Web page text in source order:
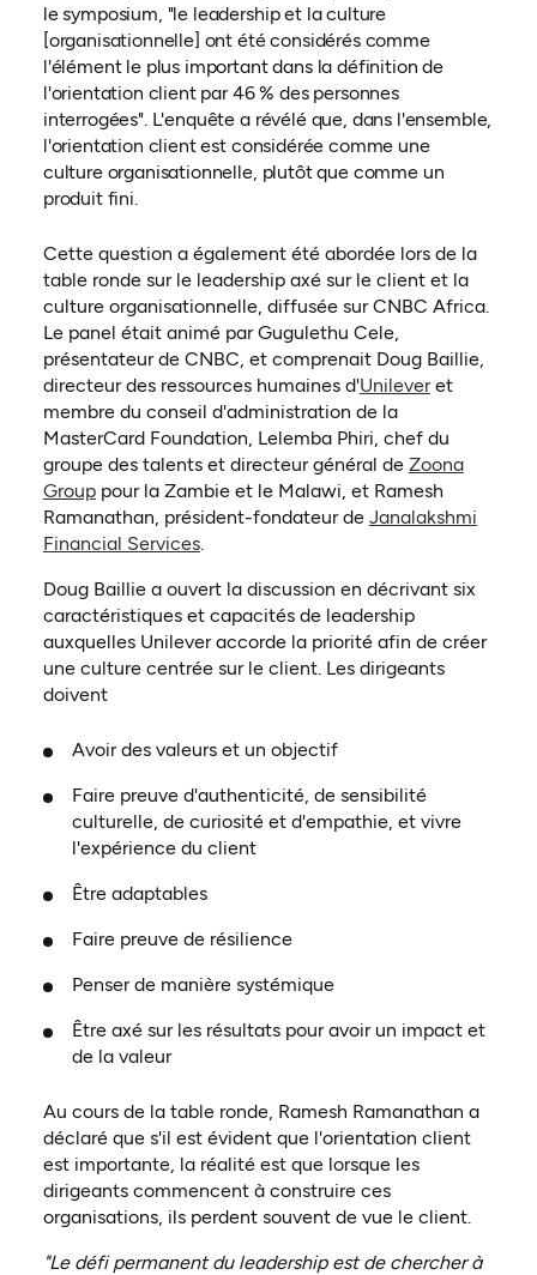
le symposium, "le leadership et la culture
[organisationnelle] ont été considérés comme
l'élément le plus important dans la définition de
l'orientation client par 46 % des personnes
interrogées". L'enquête a révélé que, dans l'ensemble,
l'orientation client est considérée comme une
culture organisationnelle, plutôt que comme un
produit fini.
Cette question a également été abordée lors de la
table ronde sur le leadership axé sur le client et la
culture organisationnelle, diffusée sur CNBC Africa.
Le panel était animé par Gugulethu Cele,
présentateur de CNBC, et comprenait Doug Baillie,
directeur des ressources humaines d'Unilever(ouvre
et
membre du conseil d'administration de la
MasterCard Foundation, Lelemba Phiri, chef du
groupe des talents et directeur général de Zoona
Group(ouvre dans un nouvel onglet)
pour la Zambie et le Malawi, et Ramesh
Ramanathan, président-fondateur de Janalakshmi
Financial Services(ouvre dans un nouvel onglet)
.
Doug Baillie a ouvert la discussion en décrivant six
caractéristiques et capacités de leadership
auxquelles Unilever accorde la priorité afin de créer
une culture centrée sur le client. Les dirigeants
doivent
Avoir des valeurs et un objectif
Faire preuve d'authenticité, de sensibilité
culturelle, de curiosité et d'empathie, et vivre
l'expérience du client
Être adaptables
Faire preuve de résilience
Penser de manière systémique
Être axé sur les résultats pour avoir un impact et
de la valeur
Au cours de la table ronde, Ramesh Ramanathan a
déclaré que s'il est évident que l'orientation client
est importante, la réalité est que lorsque les
dirigeants commencent à construire ces
organisations, ils perdent souvent de vue le client.
"Le défi permanent du leadership est de chercher à